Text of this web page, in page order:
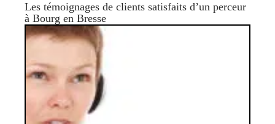
Les témoignages de clients satisfaits d’un perceur
à Bourg en Bresse